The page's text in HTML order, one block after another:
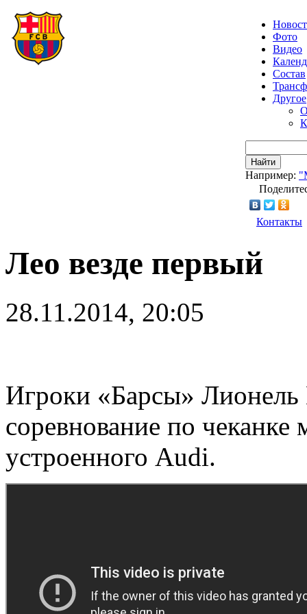
Фото
Видео
Состав
Другое
Найти
Например:
Контакты
Лео везде первый
28.11.2014, 20:05
Игроки «Барсы»
соревнование по
устроенного Audi.